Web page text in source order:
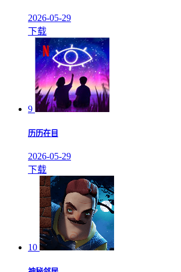
2026-05-29
下载
9
历历在目
2026-05-29
下载
10